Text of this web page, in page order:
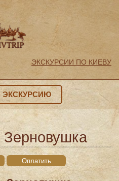
ЭКСКУРСИИ ПО КИЕВУ
ЭКСКУРСИЮ
Зерновушка
Оплатить